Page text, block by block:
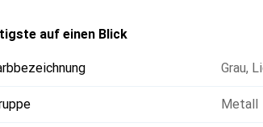
auf einen Blick
Grau,
Metall